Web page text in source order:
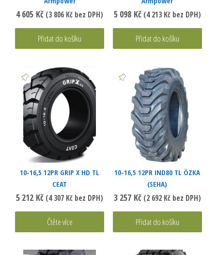
4 605 Kč (3 806 Kč bez DPH)
Přidat do košíku
5 098 Kč (4 213 Kčbez DPH)
Přidat do košíku
10-16,5 12PR GRIP X HD TL
CEAT
5 212 Kč (4 307 Kč bez DPH)
Čtěte více
10-16,5 12PR IND80 TL ÖZKA
(SEHA)
3 257 Kč (2 692 Kčbez DPH)
Přidat do košíku